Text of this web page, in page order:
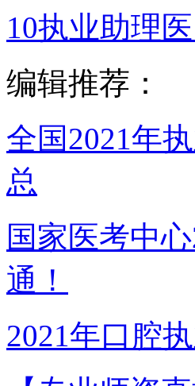
10执业助理
编辑推荐：
全国2021年
总
国家医考中
通！
2021年口腔